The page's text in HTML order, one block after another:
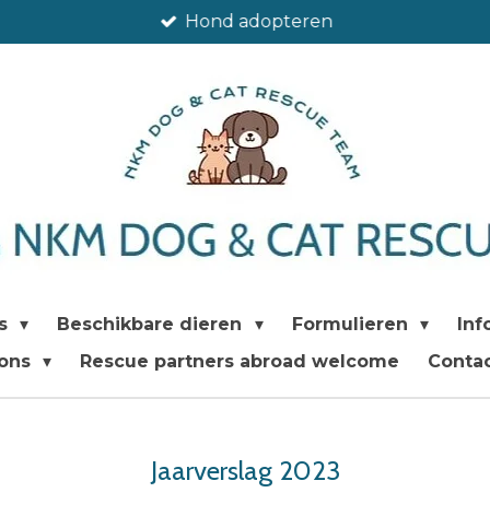
Hond adopteren
Beschikbare dieren Formulieren
Rescue partners abroad welcome
Jaarverslag 2023